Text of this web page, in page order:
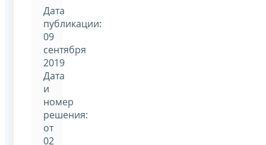
Дата
публикации:
09
сентября
2019
Дата
и
номер
решения:
от
02